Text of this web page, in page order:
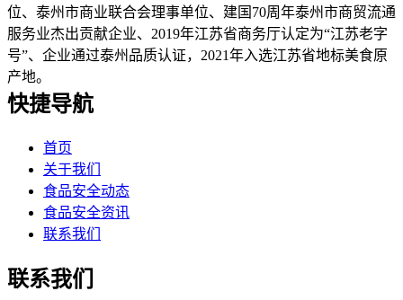
位、泰州市商业联合会理事单位、建国70周年泰州市商贸流通
服务业杰出贡献企业、2019年江苏省商务厅认定为“江苏老字
号”、企业通过泰州品质认证，2021年入选江苏省地标美食原
产地。
快捷导航
首页
关于我们
食品安全动态
食品安全资讯
联系我们
联系我们